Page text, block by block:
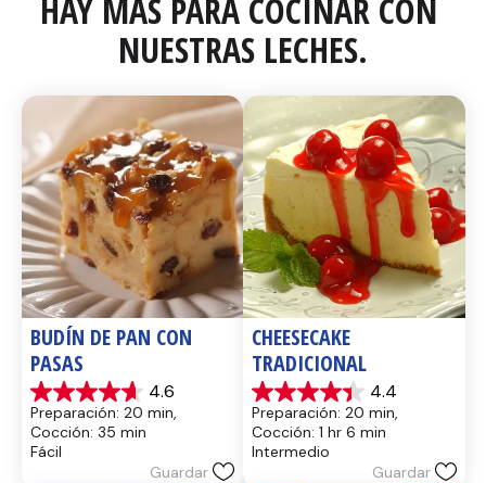
HAY MÁS PARA COCINAR CON
NUESTRAS LECHES.
BUDÍN DE PAN CON
PASAS
4.6
4.6
de
5
estrellas.
Preparación: 20 min,
Cocción: 35 min
Fácil
Guardar
CHEESECAKE
TRADICIONAL
4.4
4.4
de
5
estrellas.
Preparación: 20 min,
Cocción: 1 hr 6 min
Intermedio
Guardar